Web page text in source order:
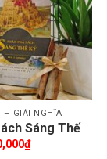
– GIẢI NGHĨA
Sáng Thế
Ký
₫